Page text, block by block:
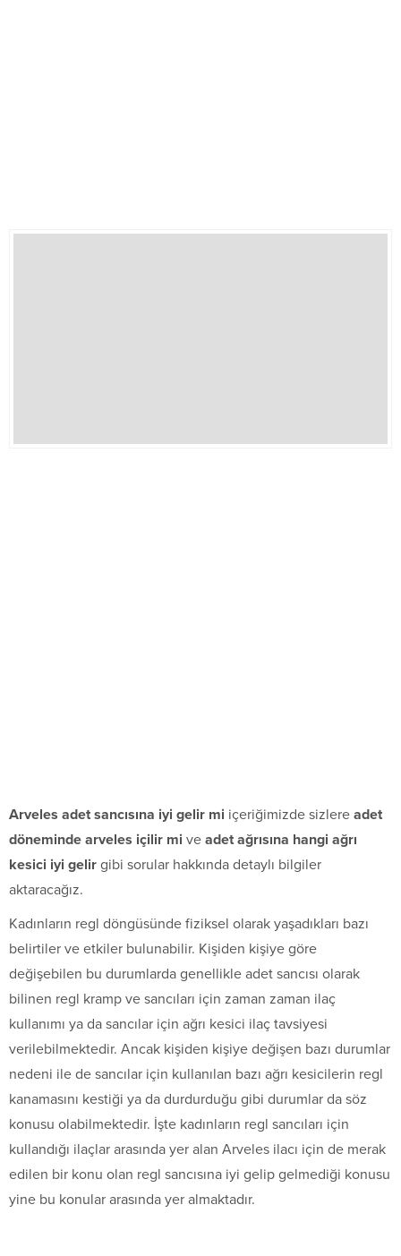
Arveles adet sancısına iyi gelir mi içeriğimizde sizlere adet
döneminde arveles içilir mi ve adet ağrısına hangi ağrı
kesici iyi gelir gibi sorular hakkında detaylı bilgiler
aktaracağız.
Kadınların regl döngüsünde fiziksel olarak yaşadıkları bazı
belirtiler ve etkiler bulunabilir. Kişiden kişiye göre
değişebilen bu durumlarda genellikle adet sancısı olarak
bilinen regl kramp ve sancıları için zaman zaman ilaç
kullanımı ya da sancılar için ağrı kesici ilaç tavsiyesi
verilebilmektedir. Ancak kişiden kişiye değişen bazı durumlar
nedeni ile de sancılar için kullanılan bazı ağrı kesicilerin regl
kanamasını kestiği ya da durdurduğu gibi durumlar da söz
konusu olabilmektedir. İşte kadınların regl sancıları için
kullandığı ilaçlar arasında yer alan Arveles ilacı için de merak
edilen bir konu olan regl sancısına iyi gelip gelmediği konusu
yine bu konular arasında yer almaktadır.